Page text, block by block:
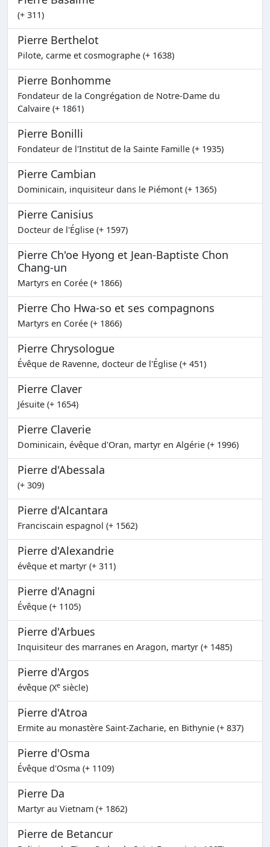
(+ 311)
Pierre Berthelot
Pilote, carme et cosmographe (+ 1638)
Pierre Bonhomme
Fondateur de la Congrégation de Notre-Dame du
Calvaire (+ 1861)
Pierre Bonilli
Fondateur de l'Institut de la Sainte Famille (+ 1935)
Pierre Cambian
Dominicain, inquisiteur dans le Piémont (+ 1365)
Pierre Canisius
Docteur de l'Église (+ 1597)
Pierre Ch'oe Hyong et Jean-Baptiste Chon
Chang-un
Martyrs en Corée (+ 1866)
Pierre Cho Hwa-so et ses compagnons
Martyrs en Corée (+ 1866)
Pierre Chrysologue
Évêque de Ravenne, docteur de l'Église (+ 451)
Pierre Claver
Jésuite (+ 1654)
Pierre Claverie
Dominicain, évêque d'Oran, martyr en Algérie (+ 1996)
Pierre d'Abessala
(+ 309)
Pierre d'Alcantara
Franciscain espagnol (+ 1562)
Pierre d'Alexandrie
évêque et martyr (+ 311)
Pierre d'Anagni
Évêque (+ 1105)
Pierre d'Arbues
Inquisiteur des marranes en Aragon, martyr (+ 1485)
Pierre d'Argos
évêque (Xe siècle)
Pierre d'Atroa
Ermite au monastère Saint-Zacharie, en Bithynie (+ 837)
Pierre d'Osma
Évêque d'Osma (+ 1109)
Pierre Da
Martyr au Vietnam (+ 1862)
Pierre de Betancur